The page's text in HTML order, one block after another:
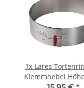
1x Lares
Klemmhebel